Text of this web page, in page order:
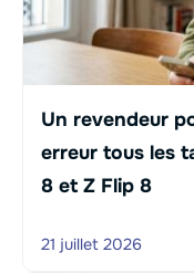
Un revendeur
erreur tous les
8 et Z Flip 8
21 juillet 2026